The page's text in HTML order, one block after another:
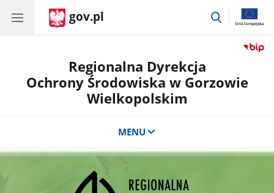
gov.pl
przejdź
Regionalna Dyrekcja
Ochrony Środowiska w Gorzowie
Wielkopolskim
MENU